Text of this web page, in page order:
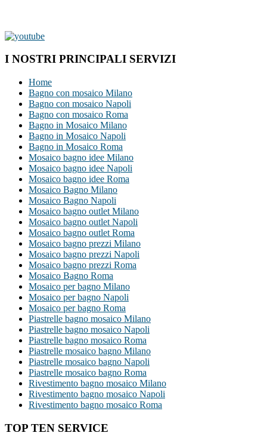
I NOSTRI PRINCIPALI SERVIZI
Home
Bagno con mosaico Milano
Bagno con mosaico Napoli
Bagno con mosaico Roma
Bagno in Mosaico Milano
Bagno in Mosaico Napoli
Bagno in Mosaico Roma
Mosaico bagno idee Milano
Mosaico bagno idee Napoli
Mosaico bagno idee Roma
Mosaico Bagno Milano
Mosaico Bagno Napoli
Mosaico bagno outlet Milano
Mosaico bagno outlet Napoli
Mosaico bagno outlet Roma
Mosaico bagno prezzi Milano
Mosaico bagno prezzi Napoli
Mosaico bagno prezzi Roma
Mosaico Bagno Roma
Mosaico per bagno Milano
Mosaico per bagno Napoli
Mosaico per bagno Roma
Piastrelle bagno mosaico Milano
Piastrelle bagno mosaico Napoli
Piastrelle bagno mosaico Roma
Piastrelle mosaico bagno Milano
Piastrelle mosaico bagno Napoli
Piastrelle mosaico bagno Roma
Rivestimento bagno mosaico Milano
Rivestimento bagno mosaico Napoli
Rivestimento bagno mosaico Roma
TOP TEN SERVICE